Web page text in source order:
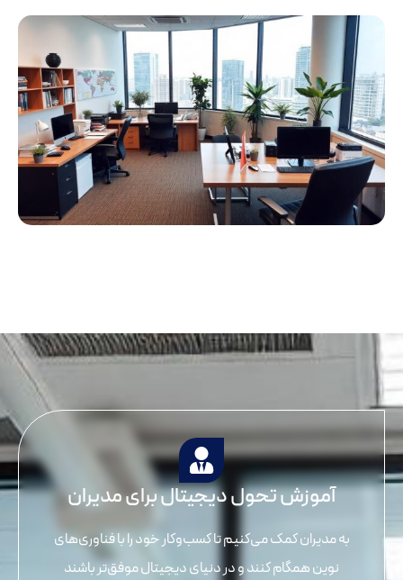
آموزش تحول دیجیتال برای مدیران
به مدیران کمک می‌کنیم تا کسب‌وکار خود را با فناوری‌های
نوین همگام کنند و در دنیای دیجیتال موفق‌تر باشند